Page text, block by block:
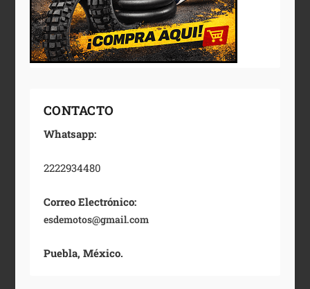
CONTACTO
Whatsapp:
2222934480
Correo Electrónico:
esdemotos@gmail.com
Puebla, México.